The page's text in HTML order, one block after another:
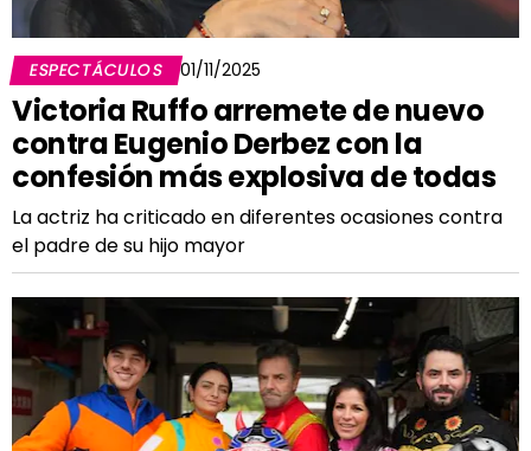
ESPECTÁCULOS 01/11/2025
Victoria Ruffo arremete de nuevo
contra Eugenio Derbez con la
confesión más explosiva de todas
La actriz ha criticado en diferentes ocasiones contra
el padre de su hijo mayor